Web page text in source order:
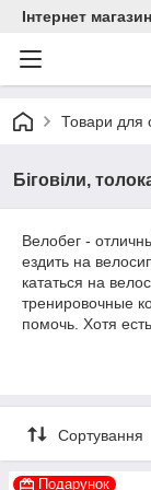
Інтернет
Товари для
Біговіли,
Велобег -
ездить на
кататься на
тренировочные
помочь. Хотя
беговелов -
легко
детям
балансировать,
Сортування
Подарунок